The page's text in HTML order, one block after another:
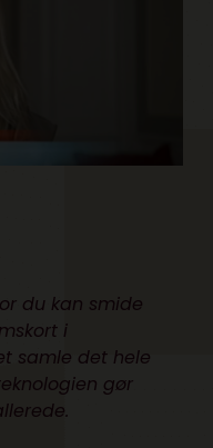
du kan smide
i
samle det hele
gør